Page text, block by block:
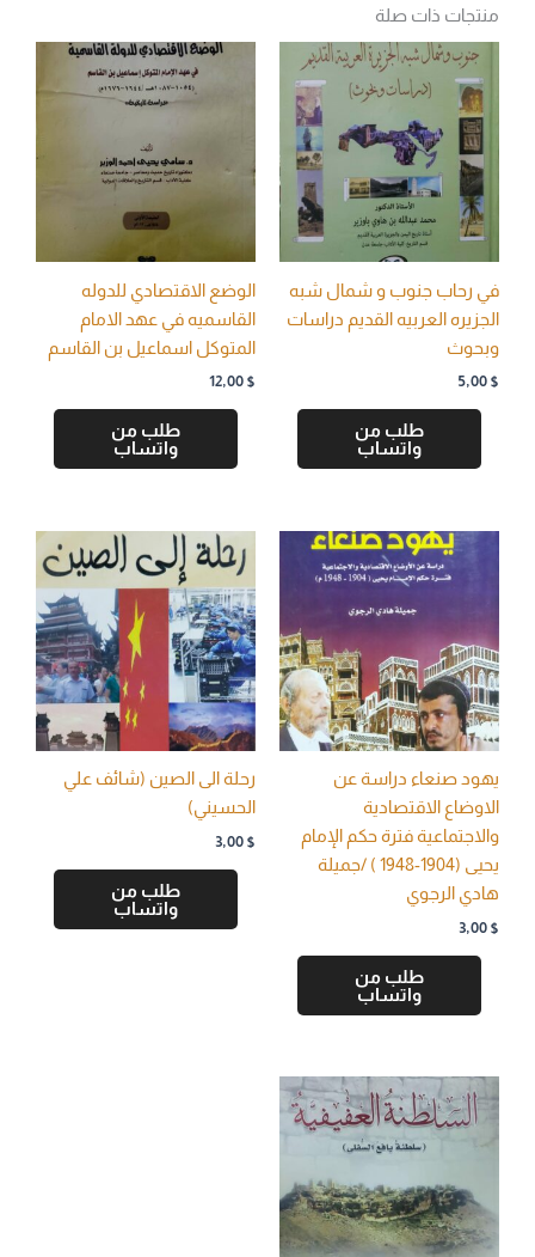
منتجات ذات صلة
في رحاب جنوب و شمال شبه
الجزيره العربيه القديم دراسات
وبحوث
5,00 $
طلب من
واتساب
الوضع الاقتصادي للدوله
القاسميه في عهد الامام
المتوكل اسماعيل بن القاسم
12,00 $
طلب من
واتساب
يهود صنعاء دراسة عن
الاوضاع الاقتصادية
والاجتماعية فترة حكم الإمام
يحيى (1904-1948 ) /جميلة
هادي الرجوي
3,00 $
طلب من
واتساب
رحلة الى الصين (شائف علي
الحسيني)
3,00 $
طلب من
واتساب